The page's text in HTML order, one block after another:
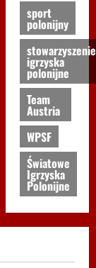
sport
polonijny
stowarzyszenie
igrzyska
polonijne
Team
Austria
WPSF
Światowe
Igrzyska
Polonijne